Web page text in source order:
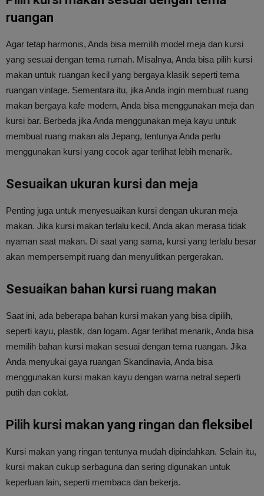
ruangan
Agar tetap harmonis, Anda bisa memilih model meja dan kursi
yang sesuai dengan tema rumah. Misalnya, Anda bisa pilih kursi
makan untuk ruangan kecil yang bergaya klasik seperti tema
ruangan vintage. Sementara itu, jika Anda ingin membuat ruang
makan bergaya kafe modern, Anda bisa menggunakan meja dan
kursi bar. Berbeda jika Anda menggunakan meja kayu untuk
membuat ruang makan ala Jepang, tentunya Anda perlu
menggunakan kursi yang cocok agar terlihat lebih menarik.
Sesuaikan ukuran kursi dan meja
Penting juga untuk menyesuaikan kursi dengan ukuran meja
makan. Jika kursi makan terlalu kecil, Anda akan merasa tidak
nyaman saat makan. Di saat yang sama, kursi yang terlalu besar
akan mempersempit ruang dan menyulitkan pergerakan.
Sesuaikan bahan kursi ruang makan
Saat ini, ada beberapa bahan kursi makan yang bisa dipilih,
seperti kayu, plastik, dan logam. Agar terlihat menarik, Anda bisa
memilih bahan kursi makan sesuai dengan tema ruangan. Jika
Anda menyukai gaya ruangan Skandinavia, Anda bisa
menggunakan kursi makan kayu dengan warna netral seperti
putih dan coklat.
Pilih kursi makan yang ringan dan fleksibel
Kursi makan yang ringan tentunya mudah dipindahkan. Selain itu,
kursi makan cukup serbaguna dan sering digunakan untuk
keperluan lain, seperti membaca dan bekerja.